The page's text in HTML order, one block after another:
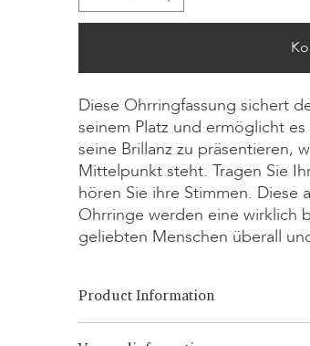
Diese Ohrringfassung sichert
seinem Platz und ermöglicht
seine Brillanz zu präsentieren,
Mittelpunkt steht. Tragen Sie
hören Sie ihre Stimmen. Diese
Ohrringe werden eine wirklich
geliebten Menschen überall
Product Information